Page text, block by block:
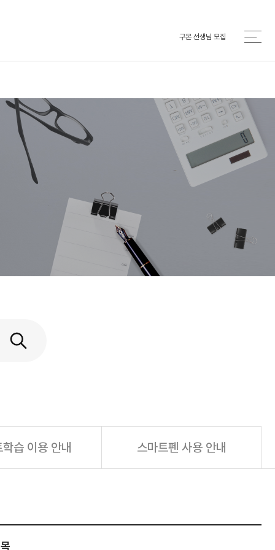
구몬 선생님 모집
습 이용 안내 스마트펜 사용 안내